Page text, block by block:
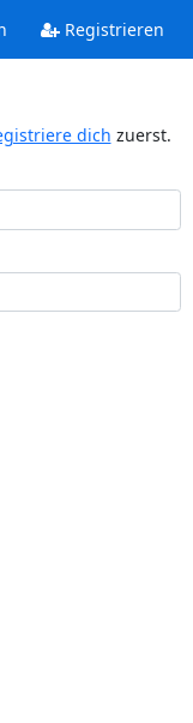
Registrieren
dich zuerst.